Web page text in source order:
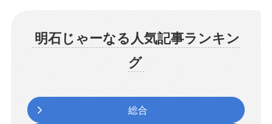
明石じゃーなる人気記事ランキン
グ
総合